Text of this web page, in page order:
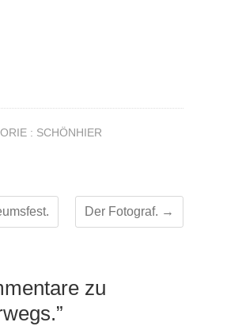
: SCHÖNHIER
Der Fotograf. →
zu